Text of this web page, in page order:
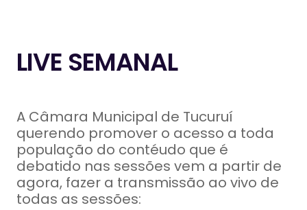
LIVE SEMANAL
A Câmara Municipal de Tucuruí
querendo promover o acesso a toda
população do contéudo que é
debatido nas sessões vem a partir de
agora, fazer a transmissão ao vivo de
todas as sessões: